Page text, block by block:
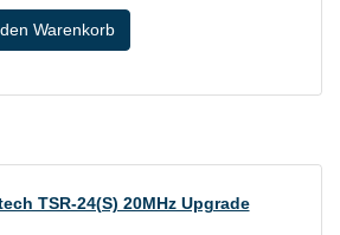
Warenkorb
TSR-24(S) 20MHz Upgrade